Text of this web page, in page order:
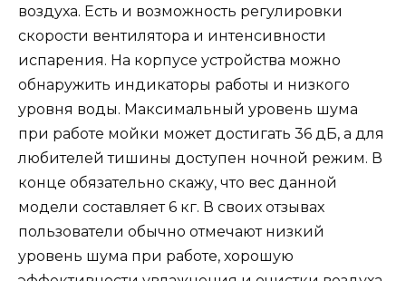
воздуха. Есть и возможность регулировки
скорости вентилятора и интенсивности
испарения. На корпусе устройства можно
обнаружить индикаторы работы и низкого
уровня воды. Максимальный уровень шума
при работе мойки может достигать 36 дБ, а для
любителей тишины доступен ночной режим. В
конце обязательно скажу, что вес данной
модели составляет 6 кг. В своих отзывах
пользователи обычно отмечают низкий
уровень шума при работе, хорошую